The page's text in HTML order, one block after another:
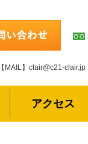
【MAIL】clair@c21-clair.jp
アクセス